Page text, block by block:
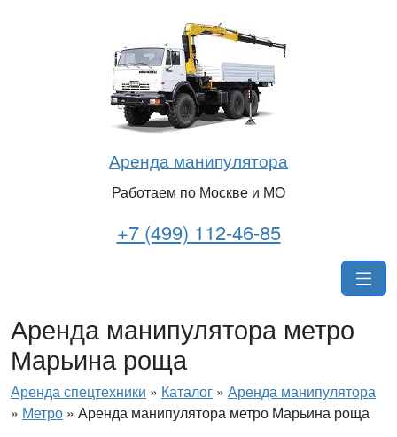
Аренда манипулятора
Работаем по Москве и МО
+7 (499) 112-46-85
Аренда манипулятора метро
Марьина роща
Аренда спецтехники » Каталог » Аренда манипулятора
» Метро » Аренда манипулятора метро Марьина роща